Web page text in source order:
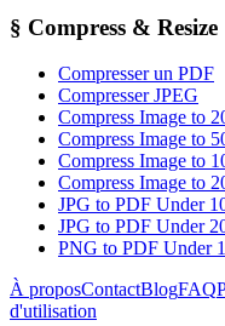
§ Compress & Resize
Compresser un PDF
Compresser JPEG
Compress Image to
Compress Image to
Compress Image to
Compress Image to
JPG to PDF Under
JPG to PDF Under
PNG to PDF Under
À proposContactBlogFAQ
d'utilisation